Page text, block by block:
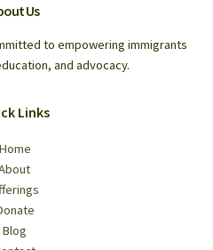
Us
to empowering immigrants
and advocacy.
Links
Home
Blog